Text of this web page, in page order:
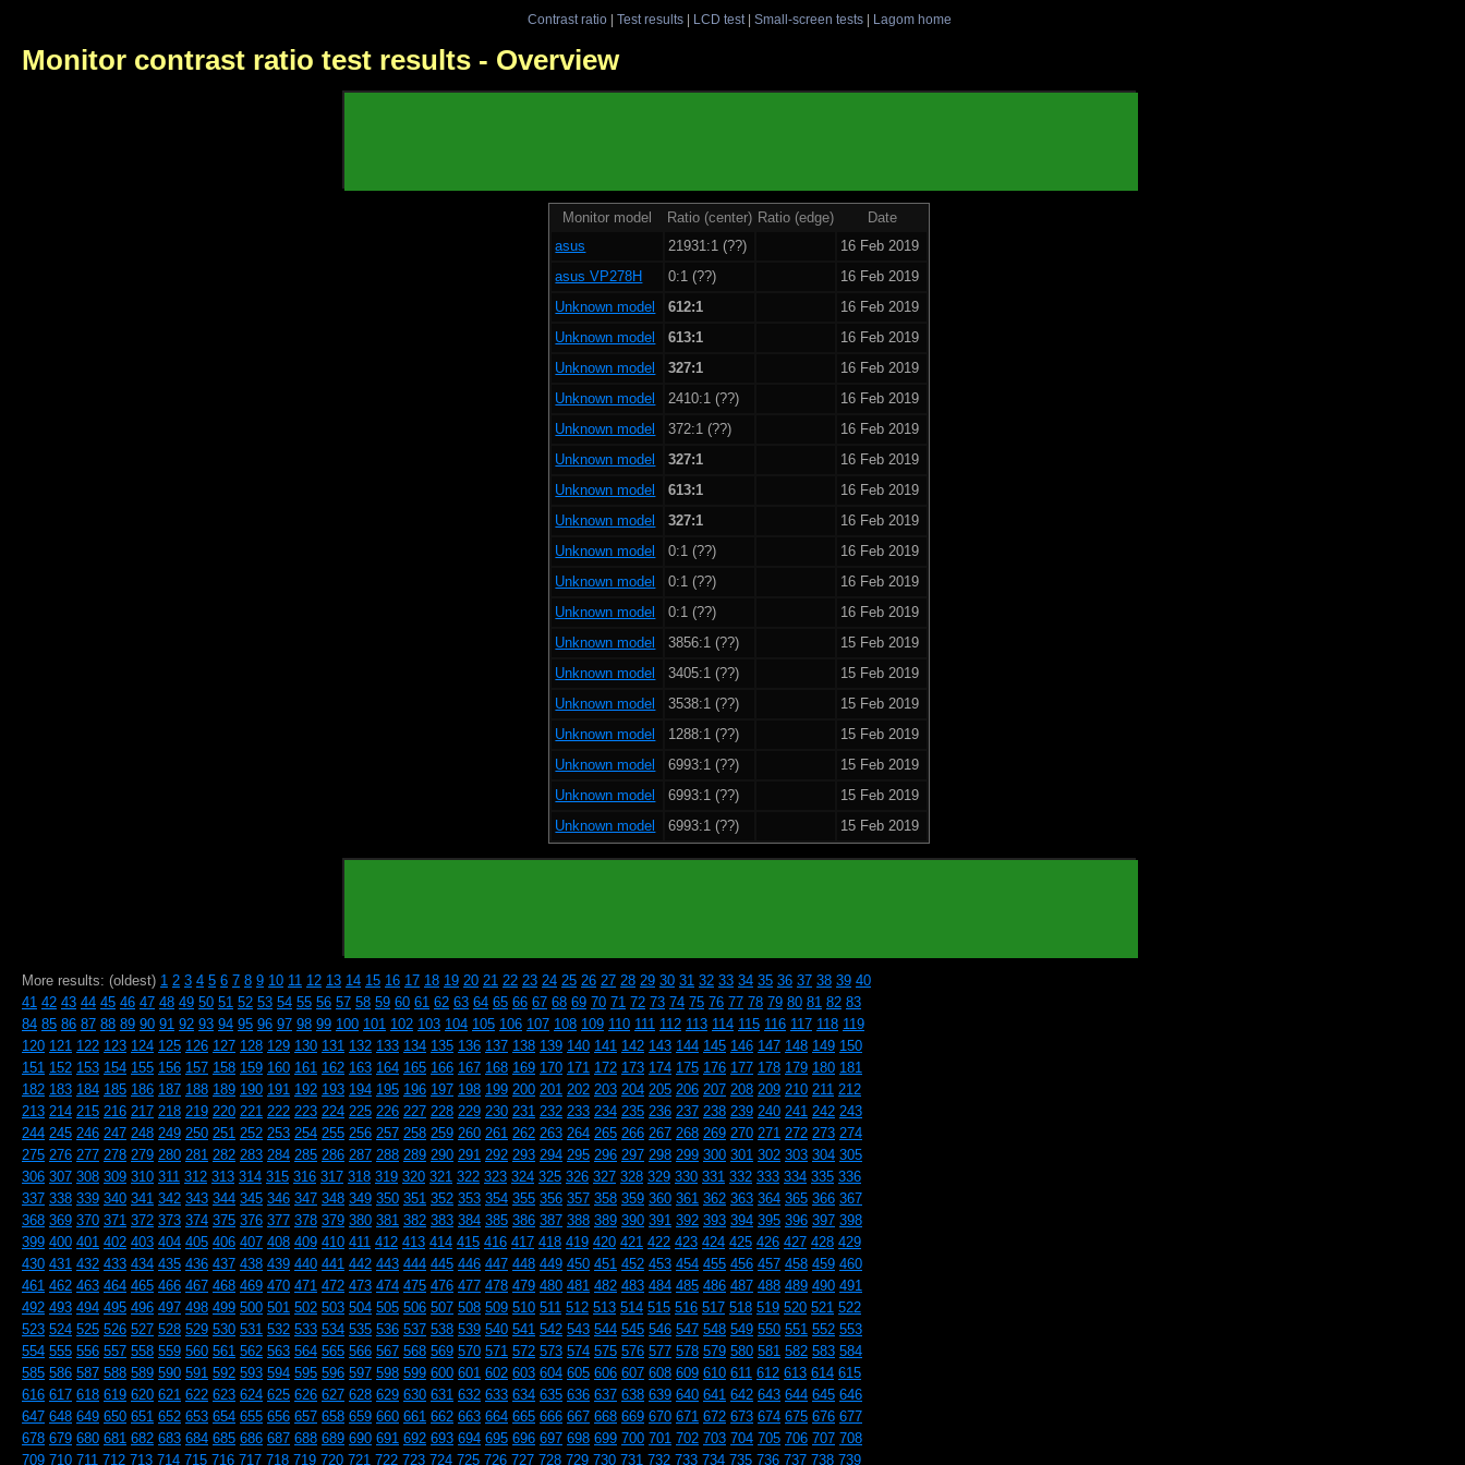
Contrast ratio| Test results| LCD test| Small-screen tests| Lagom home
Monitor contrast ratio test results - Overview
Monitor model Ratio (center) Ratio (edge)
Date
asus
21931:1 (??)
16 Feb 2019
asus VP278H
0:1 (??)
16 Feb 2019
Unknown model
612:1
16 Feb 2019
Unknown model
613:1
16 Feb 2019
Unknown model
327:1
16 Feb 2019
Unknown model
2410:1 (??)
16 Feb 2019
Unknown model
372:1 (??)
16 Feb 2019
Unknown model
327:1
16 Feb 2019
Unknown model
613:1
16 Feb 2019
Unknown model
327:1
16 Feb 2019
Unknown model
0:1 (??)
16 Feb 2019
Unknown model
0:1 (??)
16 Feb 2019
Unknown model
0:1 (??)
16 Feb 2019
Unknown model
3856:1 (??)
15 Feb 2019
Unknown model
3405:1 (??)
15 Feb 2019
Unknown model
3538:1 (??)
15 Feb 2019
Unknown model
1288:1 (??)
15 Feb 2019
Unknown model
6993:1 (??)
15 Feb 2019
Unknown model
6993:1 (??)
15 Feb 2019
Unknown model
6993:1 (??) 15 Feb 2019
More results: (oldest) 1 2 3 4 5 6 7 8 9 10 11 12 13 14 15 16 17 18 19 20 21 22 23 24 25 26 27 28 29 30 31 32 33 34 35 36 37 38 39 40
41 42 43 44 45 46 47 48 49 50 51 52 53 54 55 56 57 58 59 60 61 62 63 64 65 66 67 68 69 70 71 72 73 74 75 76 77 78 79 80 81 82 83
84 85 86 87 88 89 90 91 92 93 94 95 96 97 98 99 100 101 102 103 104 105 106 107 108 109 110 111 112 113 114 115 116 117 118 119
120 121 122 123 124 125 126 127 128 129 130 131 132 133 134 135 136 137 138 139 140 141 142 143 144 145 146 147 148 149 150
151 152 153 154 155 156 157 158 159 160 161 162 163 164 165 166 167 168 169 170 171 172 173 174 175 176 177 178 179 180 181
182 183 184 185 186 187 188 189 190 191 192 193 194 195 196 197 198 199 200 201 202 203 204 205 206 207 208 209 210 211 212
213 214 215 216 217 218 219 220 221 222 223 224 225 226 227 228 229 230 231 232 233 234 235 236 237 238 239 240 241 242 243
244 245 246 247 248 249 250 251 252 253 254 255 256 257 258 259 260 261 262 263 264 265 266 267 268 269 270 271 272 273 274
275 276 277 278 279 280 281 282 283 284 285 286 287 288 289 290 291 292 293 294 295 296 297 298 299 300 301 302 303 304 305
306 307 308 309 310 311 312 313 314 315 316 317 318 319 320 321 322 323 324 325 326 327 328 329 330 331 332 333 334 335 336
337 338 339 340 341 342 343 344 345 346 347 348 349 350 351 352 353 354 355 356 357 358 359 360 361 362 363 364 365 366 367
368 369 370 371 372 373 374 375 376 377 378 379 380 381 382 383 384 385 386 387 388 389 390 391 392 393 394 395 396 397 398
399 400 401 402 403 404 405 406 407 408 409 410 411 412 413 414 415 416 417 418 419 420 421 422 423 424 425 426 427 428 429
430 431 432 433 434 435 436 437 438 439 440 441 442 443 444 445 446 447 448 449 450 451 452 453 454 455 456 457 458 459 460
461 462 463 464 465 466 467 468 469 470 471 472 473 474 475 476 477 478 479 480 481 482 483 484 485 486 487 488 489 490 491
492 493 494 495 496 497 498 499 500 501 502 503 504 505 506 507 508 509 510 511 512 513 514 515 516 517 518 519 520 521 522
523 524 525 526 527 528 529 530 531 532 533 534 535 536 537 538 539 540 541 542 543 544 545 546 547 548 549 550 551 552 553
554 555 556 557 558 559 560 561 562 563 564 565 566 567 568 569 570 571 572 573 574 575 576 577 578 579 580 581 582 583 584
585 586 587 588 589 590 591 592 593 594 595 596 597 598 599 600 601 602 603 604 605 606 607 608 609 610 611 612 613 614 615
616 617 618 619 620 621 622 623 624 625 626 627 628 629 630 631 632 633 634 635 636 637 638 639 640 641 642 643 644 645 646
647 648 649 650 651 652 653 654 655 656 657 658 659 660 661 662 663 664 665 666 667 668 669 670 671 672 673 674 675 676 677
678 679 680 681 682 683 684 685 686 687 688 689 690 691 692 693 694 695 696 697 698 699 700 701 702 703 704 705 706 707 708
709 710 711 712 713 714 715 716 717 718 719 720 721 722 723 724 725 726 727 728 729 730 731 732 733 734 735 736 737 738 739